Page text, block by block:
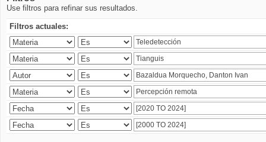
Use filtros para refinar sus resultados.
Filtros actuales: